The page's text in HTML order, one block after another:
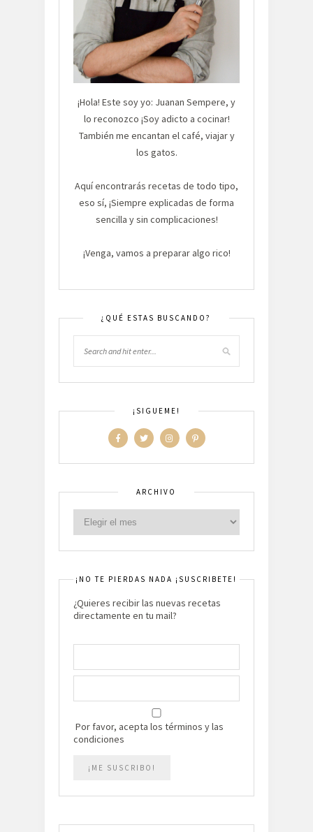
¡Hola! Este soy yo: Juanan Sempere, y
lo reconozco ¡Soy adicto a cocinar!
También me encantan el café, viajar y
los gatos.
Aquí encontrarás recetas de todo tipo,
eso sí, ¡Siempre explicadas de forma
sencilla y sin complicaciones!
¡Venga, vamos a preparar algo rico!
¿QUÉ ESTAS BUSCANDO?
¡SIGUEME!
ARCHIVO
¡NO TE PIERDAS NADA ¡SUSCRIBETE!
¿Quieres recibir las nuevas recetas
directamente en tu mail?
Por favor, acepta los términos y las
condiciones